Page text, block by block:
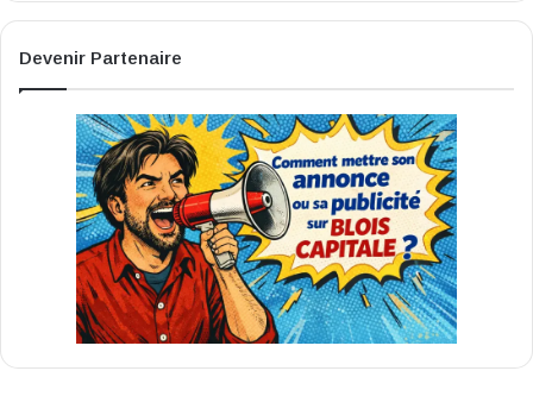
Devenir Partenaire